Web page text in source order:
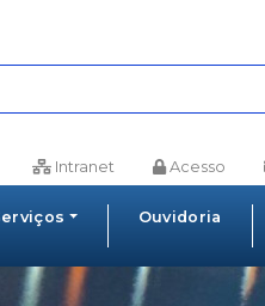
Intranet Acesso
Ouvidoria